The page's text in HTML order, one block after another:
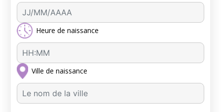
Heure de naissance
Ville de naissance
A
u